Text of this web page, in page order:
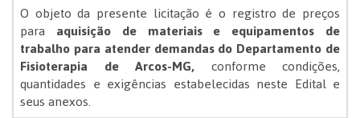
O objeto da presente licitação é o registro de preços
para aquisição de materiais e equipamentos de
trabalho para atender demandas do Departamento de
Fisioterapia de Arcos-MG, conforme condições,
quantidades e exigências estabelecidas neste Edital e
seus anexos.